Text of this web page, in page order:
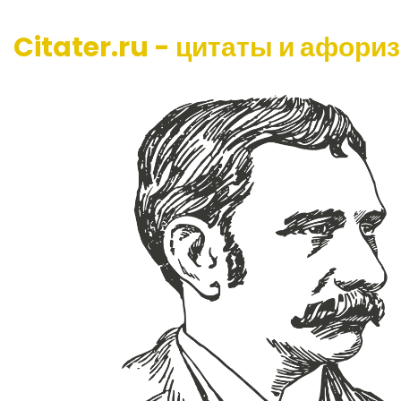
Citater.ru - цитаты и